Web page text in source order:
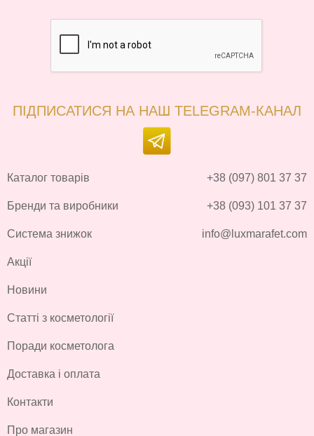
ПІДПИСАТИСЯ НА НАШ TELEGRAM-КАНАЛ
Каталог товарів
Бренди та виробники
Система знижок
Акції
Новини
Статті з косметології
Поради косметолога
Доставка і оплата
Контакти
Про магазин
+38 (097) 801 37 37
+38 (093) 101 37 37
info@luxmarafet.com